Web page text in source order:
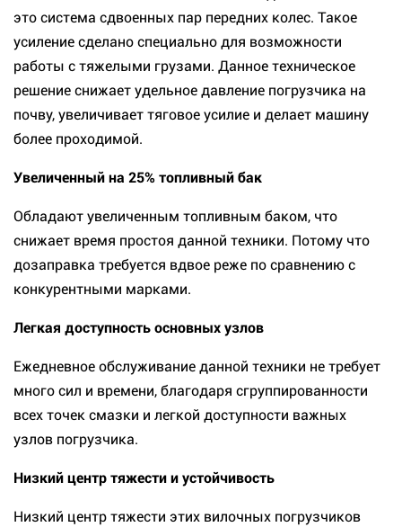
это система сдвоенных пар передних колес. Такое
усиление сделано специально для возможности
работы с тяжелыми грузами. Данное техническое
решение снижает удельное давление погрузчика на
почву, увеличивает тяговое усилие и делает машину
более проходимой.
Увеличенный на 25% топливный бак
Обладают увеличенным топливным баком, что
снижает время простоя данной техники. Потому что
дозаправка требуется вдвое реже по сравнению с
конкурентными марками.
Легкая доступность основных узлов
Ежедневное обслуживание данной техники не требует
много сил и времени, благодаря сгруппированности
всех точек смазки и легкой доступности важных
узлов погрузчика.
Низкий центр тяжести и устойчивость
Низкий центр тяжести этих вилочных погрузчиков